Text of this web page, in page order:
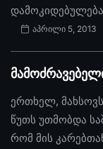
აპრილი 5, 2013
ერთხელ,
წუთს უთმობდა
რომ მის